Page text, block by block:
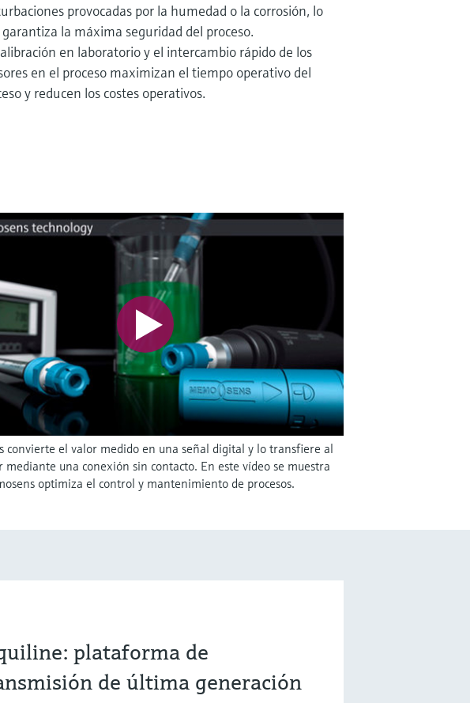
provocadas por la humedad o la corrosión, lo
la máxima seguridad del proceso.
en laboratorio y el intercambio rápido de los
en el proceso maximizan el tiempo operativo del
y reducen los costes operativos.
convierte el valor medido en una señal digital y lo transfiere al
mediante una conexión sin contacto. En este vídeo se muestra
optimiza el control y mantenimiento de procesos.
plataforma de
de última generación